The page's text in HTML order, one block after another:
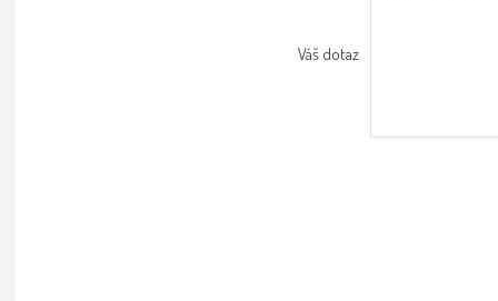
Váš dotaz